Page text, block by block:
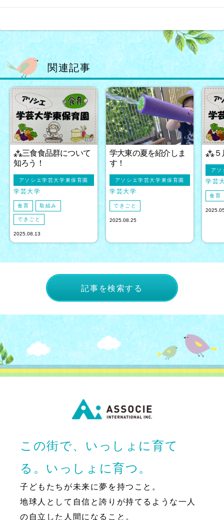
関連記事
⁂三食食品群について
知ろう！
アソシエ学芸大学東保育園
学芸大学
食育 取組み
できごと
2025.08.13
学大東の夏を紹介しま
す！
アソシエ学芸大学東保育園
学芸大学
できごと
2025.08.25
⁂５
アソ
学芸
食育
記事を検索する
この街で、いっしょに育て
る。いっしょに育つ。
子どもたちが未来に夢を持つこと。
地球人として自信と誇りが持てるような一人
の自立した人間になること。